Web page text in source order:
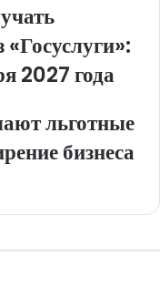
2027 года
льготные
бизнеса